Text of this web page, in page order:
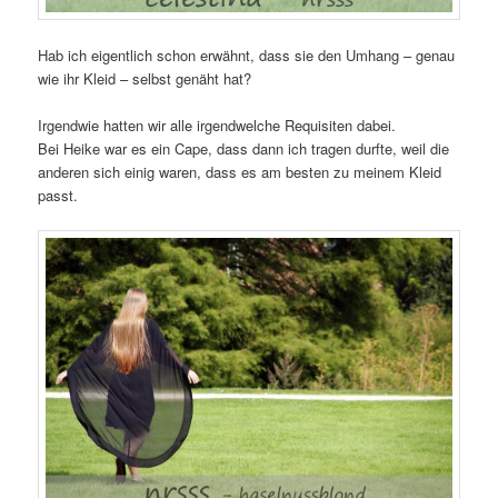
Hab ich eigentlich schon erwähnt, dass sie den Umhang – genau
wie ihr Kleid – selbst genäht hat?
Irgendwie hatten wir alle irgendwelche Requisiten dabei.
Bei Heike war es ein Cape, dass dann ich tragen durfte, weil die
anderen sich einig waren, dass es am besten zu meinem Kleid
passt.